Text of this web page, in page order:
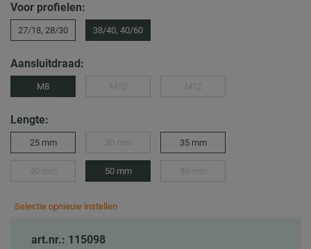
Voor profielen:
27/18, 28/30 38/40, 40/60
Aansluitdraad:
M8
Lengte:
25 mm 35 mm
50 mm
Selectie opnieuw instellen
art.nr.: 115098